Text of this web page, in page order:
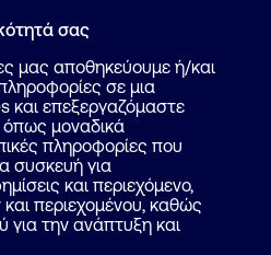
Για επαγγελματίες
Βοήθεια
Ψάξε επαγγελματία
Blog
Ακολουθήστε μας
σας
μας αποθηκεύουμε ή/και
σε μια
και επεξεργαζόμαστε
μοναδικά
πληροφορίες που
συσκευή για
και περιεχόμενο,
περιεχομένου, καθώς
για την ανάπτυξη και